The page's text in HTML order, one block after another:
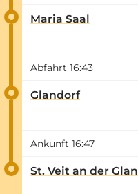
Maria Saal
Abfahrt 16:43
Glandorf
Ankunft 16:47
St. Veit an der Glan